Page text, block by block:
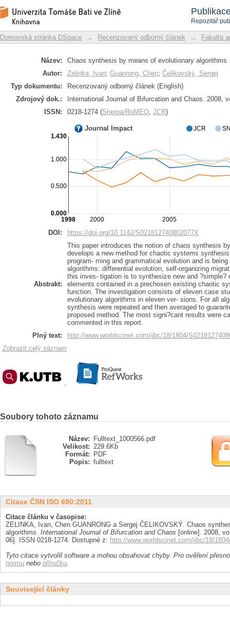
Repozitář
Chaos synthesis by means of
Repozitář DSpace/Manakin
Domovská stránka DSpace → Recenzovaný odborný článek → Fakulta
Název:
Chaos synthesis by means of evolutionary algorithms
Autor:
Zelinka, Ivan; Guanrong, Chen; Čelikovský, Sergej
Typ dokumentu:
Recenzovaný odborný článek (English)
Zdrojový dok.:
International Journal of Bifurcation and Chaos. 2008,
ISSN:
0218-1274 (Sherpa/RoMEO, JCR)
Journal Impact
2000 2005
1998
0.500
1.000
0.000
1.430
JCR
DOI: https://doi.org/10.1142/S021812740802077X
Abstrakt:
This paper introduces the notion of chaos synthesis
develops a new method for chaotic systems
program- ming and grammatical evolution and is
algorithms: differential evolution, self-organizing
this inves- tigation is to synthesize new and
elements contained in a prechosen existing chaotic
function. The investigation consists of eleven case
evolutionary algorithms in eleven ver- sions. For all
synthesis were repeated and then averaged to
proposed method. The most signi?cant results were
commented in this report.
Plný text:
http://www.worldscinet.com/ijbc/18/1804/
Zobrazit celý záznam
Soubory tohoto záznamu
Název:
Fulltext_1000566.pdf
Velikost: 229.6Kb
Formát:
PDF
Popis: fulltext
Citace ČSN ISO 690:2011
Citace článku v časopise:
ZELINKA, Ivan, Chen GUANRONG a Sergej ČELIKOVSKÝ. Chaos
algorithms. International Journal of Bifurcation and Chaos [online]. 2008,
06]. ISSN 0218-1274. Dostupné z: http://www.worldscinet.com/ijbc/18/
Tyto citace vytvořil software a mohou obsahovat chyby. Pro ověření
normu nebo příručku.
Související články